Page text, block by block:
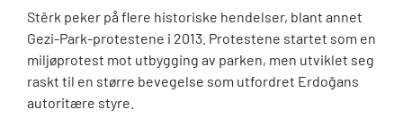
Stêrk peker på flere historiske hendelser, blant annet
Gezi-Park-protestene i 2013. Protestene startet som en
miljøprotest mot utbygging av parken, men utviklet seg
raskt til en større bevegelse som utfordret Erdoğans
autoritære styre.